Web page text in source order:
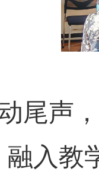
尾声
融入教